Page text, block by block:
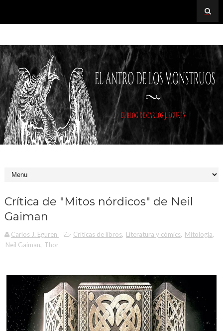
Crítica de "Mitos nórdicos" de Neil
Gaiman
Carlos J. Eguren Críticas de libros, Literatura y cómics, Mitología,
Neil Gaiman, Thor